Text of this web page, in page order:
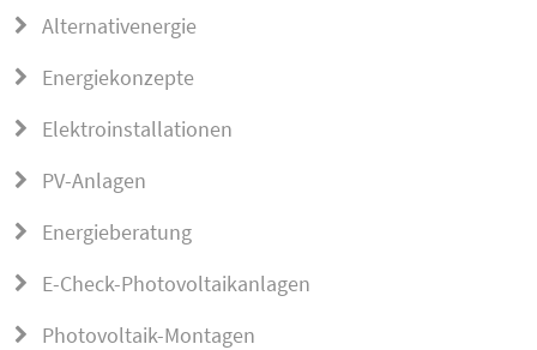
Alternativenergie
Energiekonzepte
Elektroinstallationen
PV-Anlagen
Energieberatung
E-Check-Photovoltaikanlagen
Photovoltaik-Montagen